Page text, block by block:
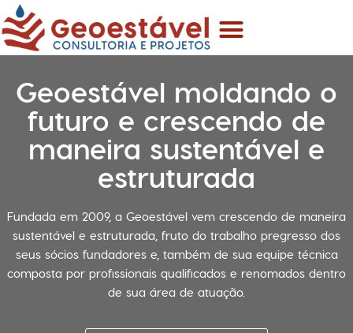
para
o
Menu
Geoestável moldando o
futuro e crescendo de
maneira sustentável e
estruturada
Fundada em 2009, a Geoestável vem crescendo de maneira
sustentável e estruturada, fruto do trabalho pregresso dos
seus sócios fundadores e, também de sua equipe técnica
composta por profissionais qualificados e renomados dentro
de sua área de atuação.